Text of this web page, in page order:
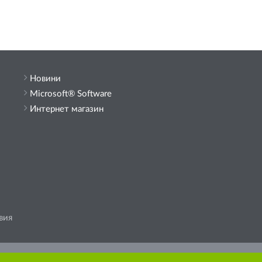
Новини
Microsoft® Software
Интернет магазин